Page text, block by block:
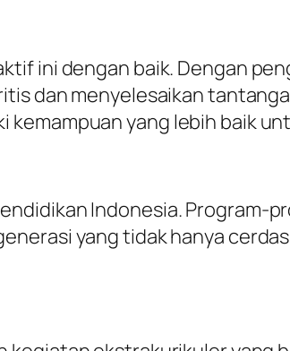
ini dengan baik. Dengan
dan menyelesaikan
kemampuan yang lebih baik
Indonesia. Program-
yang tidak hanya